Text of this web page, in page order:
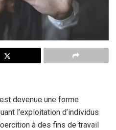
devenue une forme
l’exploitation d’individus
à des fins de travail